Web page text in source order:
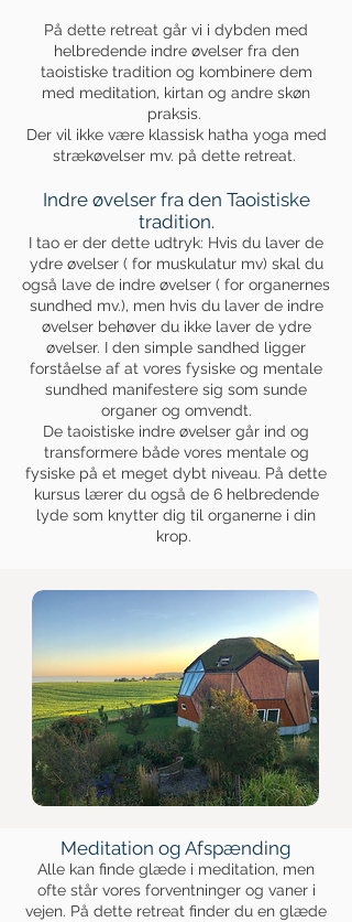
På dette retreat går vi i dybden med
helbredende indre øvelser fra den
taoistiske tradition og kombinere dem
med meditation, kirtan og andre skøn
praksis.
Der vil ikke være klassisk hatha yoga med
strækøvelser mv. på dette retreat.
Indre øvelser fra den Taoistiske
tradition.
I tao er der dette udtryk: Hvis du laver de
ydre øvelser ( for muskulatur mv) skal du
også lave de indre øvelser ( for organernes
sundhed mv.), men hvis du laver de indre
øvelser behøver du ikke laver de ydre
øvelser. I den simple sandhed ligger
forståelse af at vores fysiske og mentale
sundhed manifestere sig som sunde
organer og omvendt.
De taoistiske indre øvelser går ind og
transformere både vores mentale og
fysiske på et meget dybt niveau. På dette
kursus lærer du også de 6 helbredende
lyde som knytter dig til organerne i din
krop.
Meditation og Afspænding
Alle kan finde glæde i meditation, men
ofte står vores forventninger og vaner i
vejen. På dette retreat finder du en glæde